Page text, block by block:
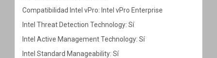
Compatibilidad Intel vPro: Intel vPro Enterprise
Intel Threat Detection Technology: Sí
Intel Active Management Technology: Sí
Intel Standard Manageability: Sí